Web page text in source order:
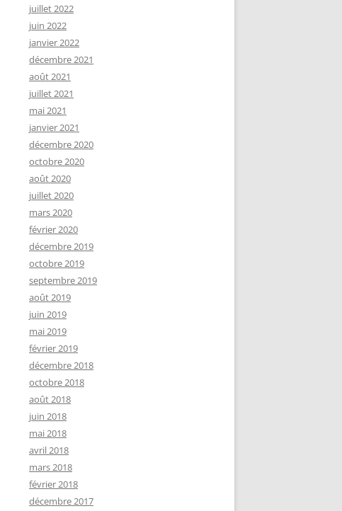
juillet 2022
juin 2022
janvier 2022
décembre 2021
août 2021
juillet 2021
mai 2021
janvier 2021
décembre 2020
octobre 2020
août 2020
juillet 2020
mars 2020
février 2020
décembre 2019
octobre 2019
septembre 2019
août 2019
juin 2019
mai 2019
février 2019
décembre 2018
octobre 2018
août 2018
juin 2018
mai 2018
avril 2018
mars 2018
février 2018
décembre 2017